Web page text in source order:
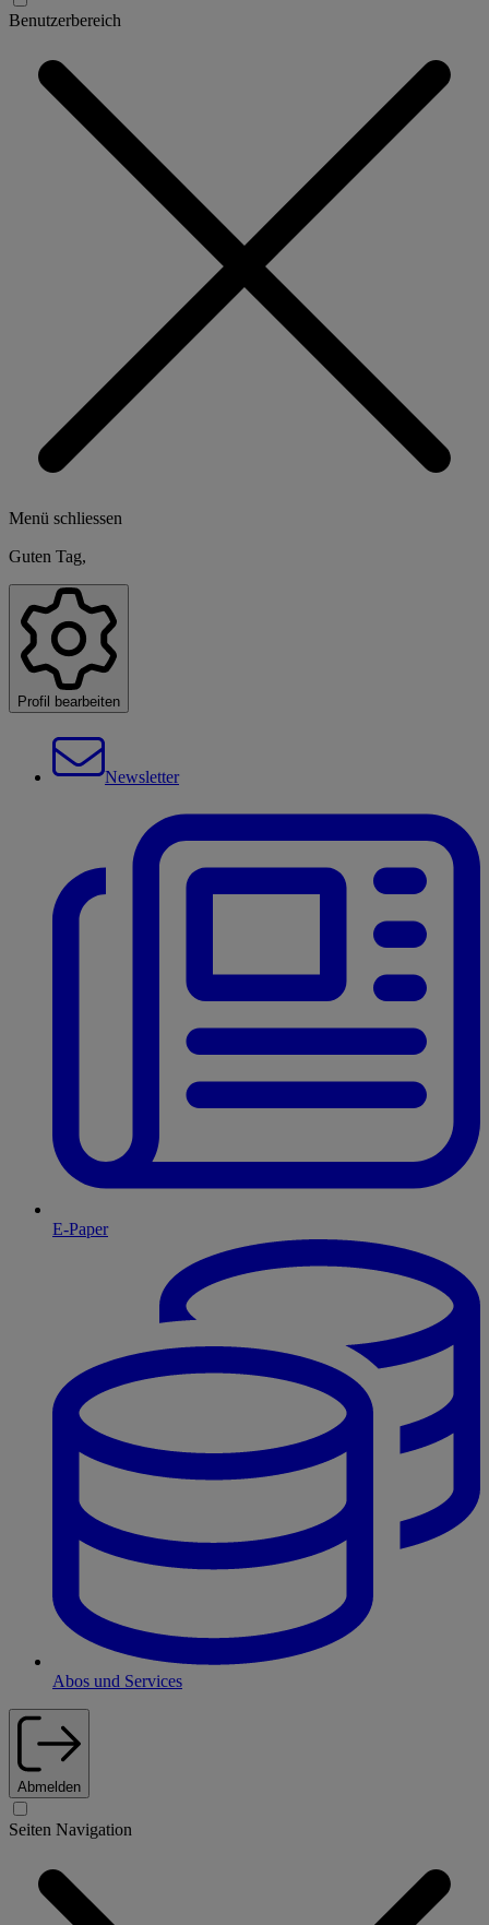
Benutzerbereich
Menü schliessen
Guten Tag,
Profil bearbeiten
Newsletter
E-Paper
Abos und Services
Abmelden
Seiten Navigation